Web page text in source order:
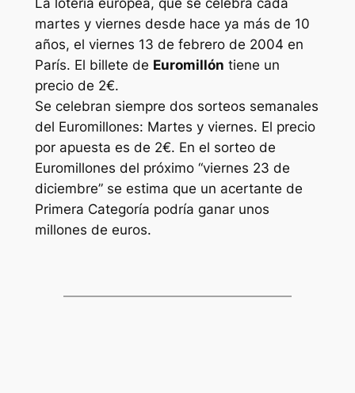
La lotería europea, que se celebra cada
martes y viernes desde hace ya más de 10
años, el viernes 13 de febrero de 2004 en
París. El billete de Euromillón tiene un
precio de 2€.
Se celebran siempre dos sorteos semanales
del Euromillones: Martes y viernes. El precio
por apuesta es de 2€. En el sorteo de
Euromillones del próximo “viernes 23 de
diciembre” se estima que un acertante de
Primera Categoría podría ganar unos
millones de euros.